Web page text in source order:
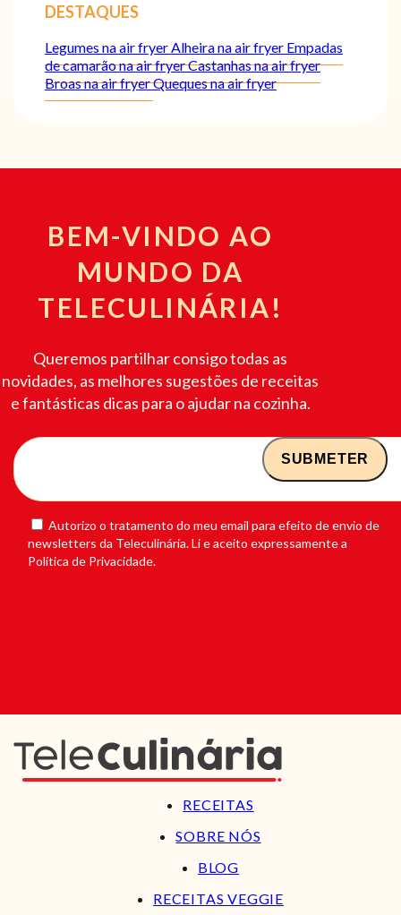
DESTAQUES
Legumes na air fryerAlheira na air fryer Empadas
de camarão na air fryerCastanhas na air fryer
Broas na air fryerQueques na air fryer
BEM-VINDO AO
MUNDO DA
TELECULINÁRIA!
Queremos partilhar consigo todas as
novidades, as melhores sugestões de receitas
e fantásticas dicas para o ajudar na cozinha.
Autorizo o tratamento do meu email para efeito de envio de
newsletters da Teleculinária. Li e aceito expressamente a
Política de Privacidade.
RECEITAS
SOBRE NÓS
BLOG
RECEITAS VEGGIE